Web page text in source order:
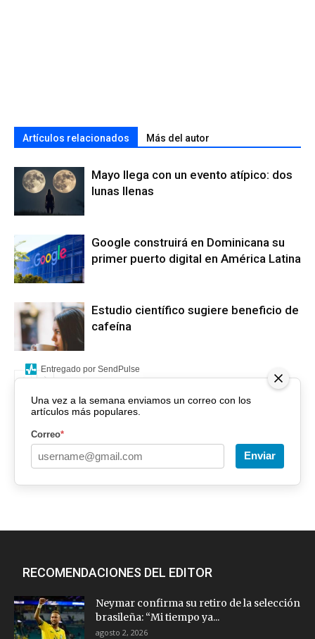
Artículos relacionados Más del autor
Mayo llega con un evento atípico: dos
lunas llenas
Google construirá en Dominicana su
primer puerto digital en América Latina
Estudio científico sugiere beneficio de
cafeína
Una vez a la semana enviamos un correo con los
artículos más populares.
Correo*
Enviar
Entregado por SendPulse
RECOMENDACIONES DEL EDITOR
Neymar confirma su retiro de la selección
brasileña: “Mi tiempo ya...
agosto 2, 2026